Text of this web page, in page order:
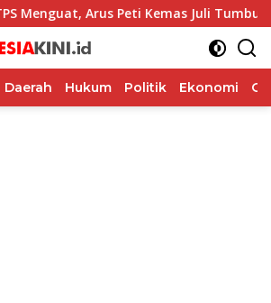
Arus Peti Kemas Juli Tumbuh 11,79
Daerah Hukum Politik Ekonomi